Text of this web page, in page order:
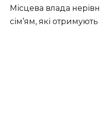
Місцева влада
сім’ям, які